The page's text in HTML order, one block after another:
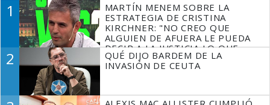
1
MARTÍN MENEM SOBRE LA
ESTRATEGIA DE CRISTINA
KIRCHNER: "NO CREO QUE
ALGUIEN DE AFUERA LE PUEDA
DECIR A LA JUSTICIA LO QUE
TIENE QUE HACER"
2
QUÉ DIJO BARDEM DE LA
INVASIÓN DE CEUTA